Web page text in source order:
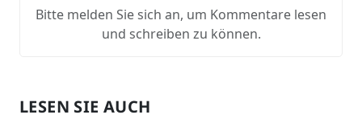
Bitte melden Sie sich an, um Kommentare lesen
und schreiben zu können.
LESEN SIE AUCH